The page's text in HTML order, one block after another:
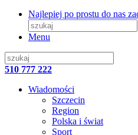
Najlepiej po prostu do nas
Menu
510 777 222
Wiadomości
Szczecin
Region
Polska i świat
Sport